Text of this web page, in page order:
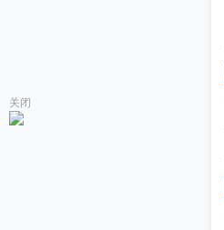
关闭